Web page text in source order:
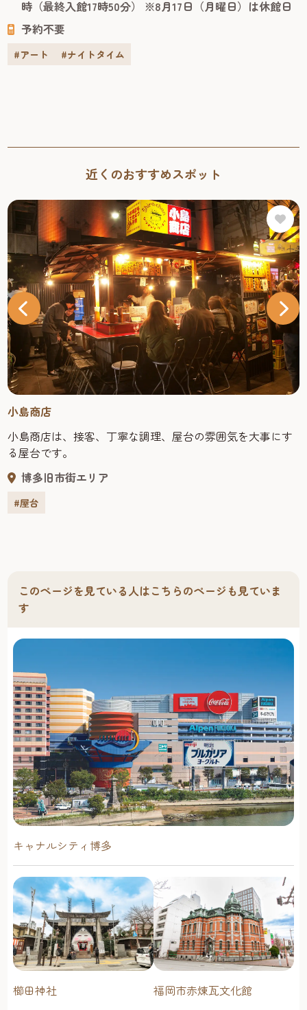
1910年、九州沖縄八県連合共進会の迎賓館として建てら
れ、明治43年には皇族の宿泊所としても使われた歴史ある
建物です。急勾配の屋根や...
時（最終入館17時50分） ※8月17日（月曜日）は休館日
予約不要
#アート #ナイトタイム
近くのおすすめスポット
小島商店
小島商店は、接客、丁寧な調理、屋台の雰囲気を大事にす
る屋台です。
博多旧市街エリア
#屋台
このページを見ている人はこちらのページも見ていま
す
キャナルシティ博多
櫛田神社 福岡市赤煉瓦文化館